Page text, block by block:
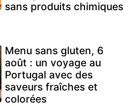
sans produits chimiques
Menu sans gluten, 6
août : un voyage au
Portugal avec des
saveurs fraîches et
colorées